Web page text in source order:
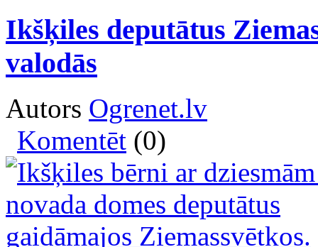
Ikšķiles deputātus
valodās
Autors Ogrenet.lv
Komentēt (0)